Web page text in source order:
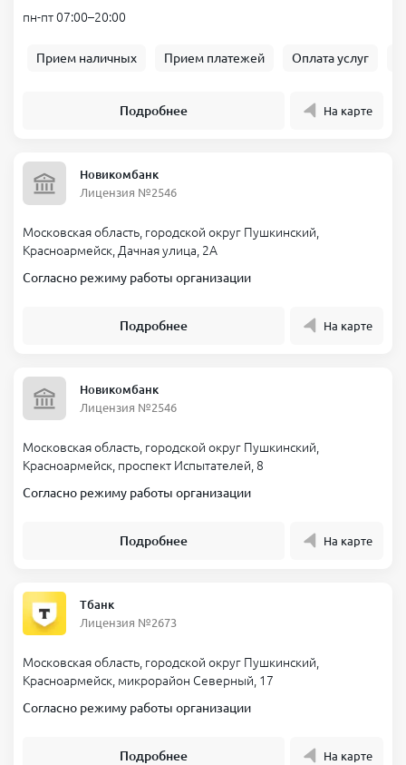
пн-пт 07:00–20:00
Прием наличных Прием платежей Оплата услуг
Подробнее На карте
Новикомбанк
Лицензия №2546
Московская область, городской округ Пушкинский,
Красноармейск, Дачная улица, 2А
Согласно режиму работы организации
Подробнее На карте
Новикомбанк
Лицензия №2546
Московская область, городской округ Пушкинский,
Красноармейск, проспект Испытателей, 8
Согласно режиму работы организации
Подробнее На карте
Тбанк
Лицензия №2673
Московская область, городской округ Пушкинский,
Красноармейск, микрорайон Северный, 17
Согласно режиму работы организации
Подробнее На карте